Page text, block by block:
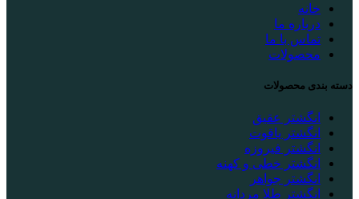
خانه
درباره ما
تماس با ما
محصولات
دسته بندی محصولات
انگشتر عقیق
انگشتر یاقوت
انگشتر فیروزه
انگشتر خطی و کهنه
انگشتر جواهر
انگشتر طلا مردانه